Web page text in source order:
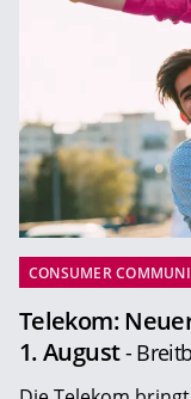
CONSUMER
Telekom:
1. August-